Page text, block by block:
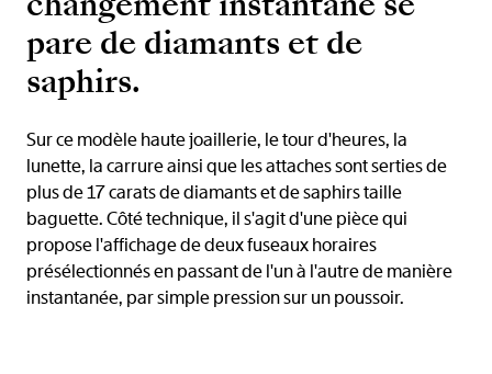
pare de diamants et de
saphirs.
Sur ce modèle haute joaillerie, le tour d'heures, la
lunette, la carrure ainsi que les attaches sont serties de
plus de 17 carats de diamants et de saphirs taille
baguette. Côté technique, il s'agit d'une pièce qui
propose l'affichage de deux fuseaux horaires
présélectionnés en passant de l'un à l'autre de manière
instantanée, par simple pression sur un poussoir.